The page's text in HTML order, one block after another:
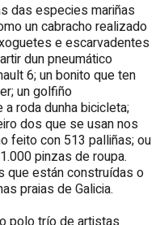
das especies mariñas
un cabracho realizado
e escarvadentes
dun pneumático
6; un bonito que ten
un golfiño
roda dunha bicicleta;
dos que se usan nos
feito con 513 palliñas; ou
pinzas de roupa.
que están construídas o
praias de Galicia.